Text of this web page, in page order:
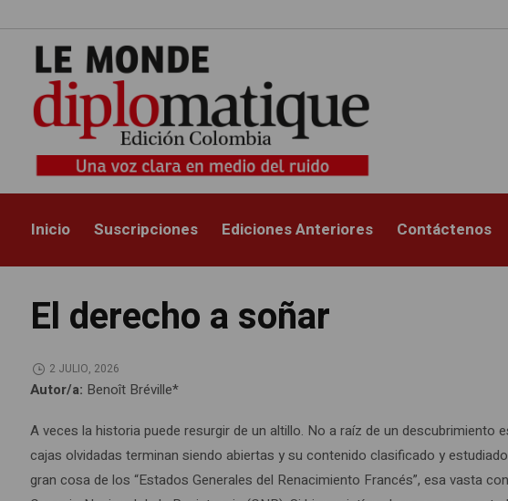
Inicio Suscripciones Ediciones Anteriores Contáctenos
El derecho a soñar
2 JULIO, 2026
Autor/a: Benoît Bréville*
A veces la historia puede resurgir de un altillo. No a raíz de un
cajas olvidadas terminan siendo abiertas y su contenido clasificado y
gran cosa de los “Estados Generales del Renacimiento Francés”, esa vasta